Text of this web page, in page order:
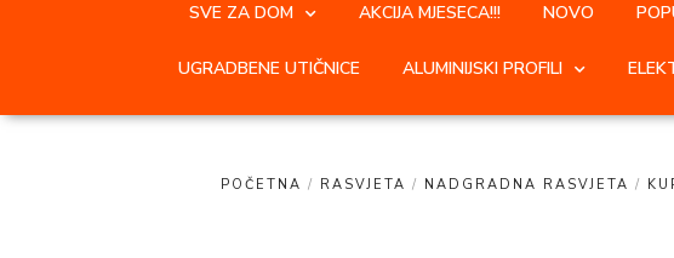
SVE ZA DOM AKCIJA MJESECA!!! NOVO
UGRADBENE UTIČNICE ALUMINIJSKI PROFILI
POČETNA / RASVJETA / NADGRADNA RASVJETA /